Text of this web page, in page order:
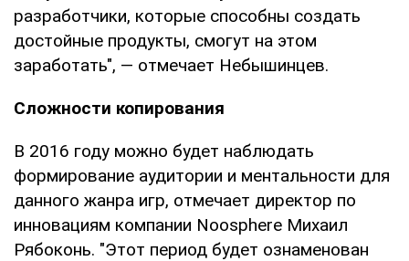
разработчики, которые способны создать
достойные продукты, смогут на этом
заработать", — отмечает Небышинцев.
Сложности копирования
В 2016 году можно будет наблюдать
формирование аудитории и ментальности для
данного жанра игр, отмечает директор по
инновациям компании Noosphere Михаил
Рябоконь. "Этот период будет ознаменован